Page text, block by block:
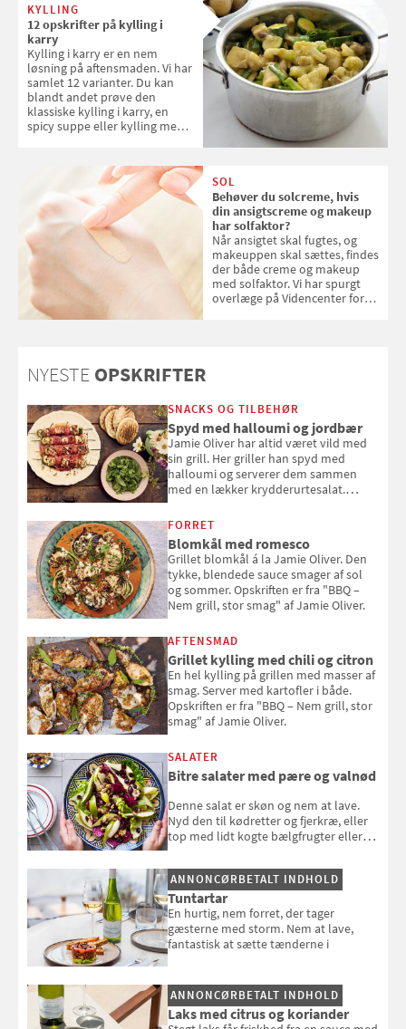
KYLLING
12 opskrifter på kylling i
karry
Kylling i karry er en nem
løsning på aftensmaden. Vi har
samlet 12 varianter. Du kan
blandt andet prøve den
klassiske kylling i karry, en
spicy suppe eller kylling med
SOL
Behøver du solcreme, hvis
din ansigtscreme og makeup
har solfaktor?
Når ansigtet skal fugtes, og
makeuppen skal sættes, findes
der både creme og makeup
med solfaktor. Vi har spurgt
overlæge på Videncenter for
NYESTE OPSKRIFTER
SNACKS OG TILBEHØR
Spyd med halloumi og jordbær
Jamie Oliver har altid været vild med
sin grill. Her griller han spyd med
halloumi og serverer dem sammen
med en lækker krydderurtesalat.
smag" af Jamie Oliver.
FORRET
Blomkål med romesco
Grillet blomkål á la Jamie Oliver. Den
tykke, blendede sauce smager af sol
og sommer. Opskriften er fra "BBQ –
Nem grill, stor smag" af Jamie Oliver.
AFTENSMAD
Grillet kylling med chili og citron
En hel kylling på grillen med masser af
smag. Server med kartofler i både.
Opskriften er fra "BBQ – Nem grill, stor
smag" af Jamie Oliver.
SALATER
Bitre salater med pære og valnød
Denne salat er skøn og nem at lave.
Nyd den til kødretter og fjerkræ, eller
top med lidt kogte bælgfrugter eller
selvstændigt måltid. Opskriften er fra
Louisa Lorangs kogebog "Salat".
ANNONCØRBETALT INDHOLD
Tuntartar
En hurtig, nem forret, der tager
gæsterne med storm. Nem at lave,
fantastisk at sætte tænderne i
ANNONCØRBETALT INDHOLD
Laks med citrus og koriander